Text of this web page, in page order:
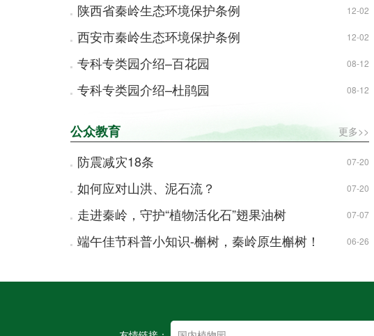
陕西省秦岭生态环境保护条例 12-02
西安市秦岭生态环境保护条例 12-02
专科专类园介绍–百花园 08-12
专科专类园介绍–杜鹃园 08-12
公众教育 更多>>
防震减灾18条 07-20
如何应对山洪、泥石流？ 07-20
走进秦岭，守护“植物活化石”翅果油树 07-07
端午佳节科普小知识-槲树，秦岭原生槲树！ 06-26